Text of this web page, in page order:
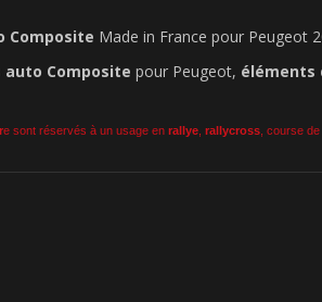
Composite Made in France pour Peugeot
auto Composite pour Peugeot, éléments
e sont réservés à un usage en rallye, rallycross, course de